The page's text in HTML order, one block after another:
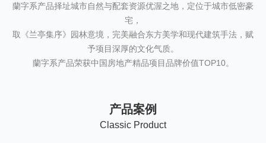
蘭字系产品择址城市自然与配套资源优渥之地，定位于城市低密豪
宅，
取《兰亭集序》园林意境，完美融合东方美学和现代建筑手法，赋
予项目深厚的文化气质。
蘭字系产品荣获中国房地产精品项目品牌价值TOP10。
产品案例
C lassic Product